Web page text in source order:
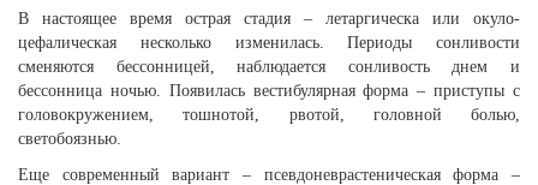
В настоящее время острая стадия – летаргическа или окуло-
цефалическая несколько изменилась. Периоды сонливости
сменяются бессонницей, наблюдается сонливость днем и
бессонница ночью. Появилась вестибулярная форма – приступы с
головокружением, тошнотой, рвотой, головной болью,
светобоязнью.
Еще современный вариант – псевдоневрастеническая форма –